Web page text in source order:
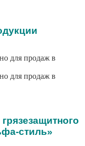
для продаж в
для продаж в
стиль»